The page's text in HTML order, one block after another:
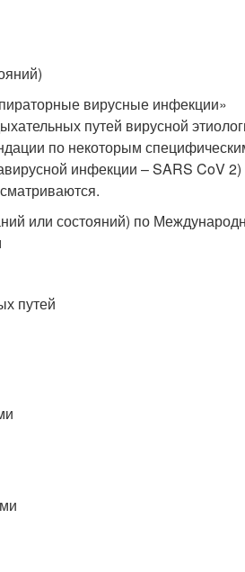
вирусные инфекции»
путей вирусной
по некоторым
инфекции – SARS CoV 2)
или состояний) по
путей